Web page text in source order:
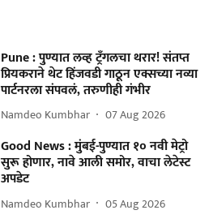
Pune : पुण्यात लव्ह ट्रँगलचा थरार! संतप्त
प्रियकराने थेट हिंजवडी गाठून एक्सच्या नव्या
पार्टनरला संपवलं, तरुणीही गंभीर
Namdeo Kumbhar 07 Aug 2026
Good News : मुंबई-पुण्यात १० नवी मेट्रो
सुरू होणार, नावे आली समोर, वाचा लेटेस्ट
अपडेट
Namdeo Kumbhar 05 Aug 2026